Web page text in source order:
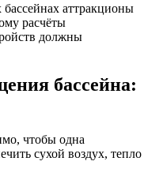
аттракционы
расчёты
должны
бассейна:
чтобы одна
сухой воздух, тепло